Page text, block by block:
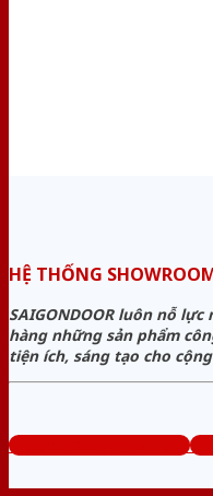
HỆ THỐNG
SAIGONDOOR luôn nỗ
hàng những sản phẩm
tiện ích, sáng tạo cho
www.cuanhuavango.com